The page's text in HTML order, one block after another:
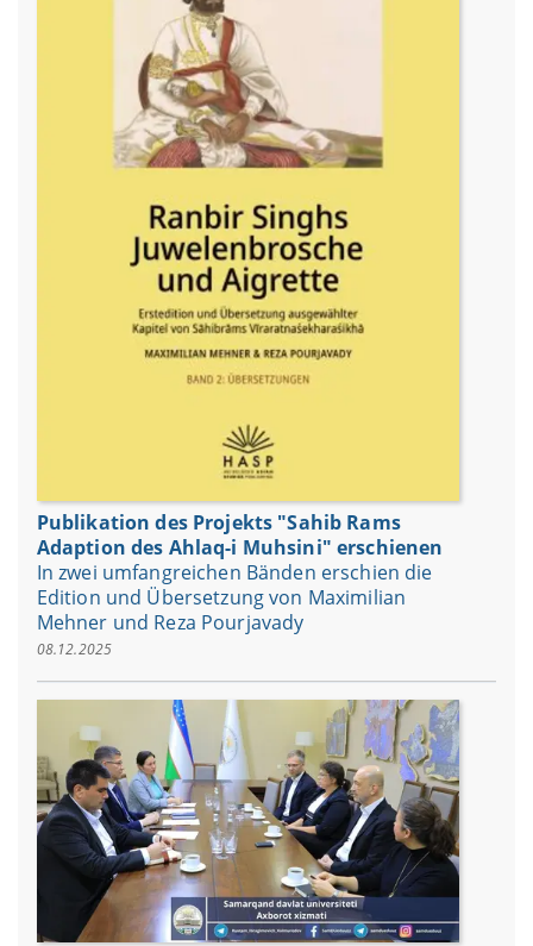
Publikation des Projekts "Sahib Rams
Adaption des Ahlaq-i Muhsini" erschienen
In zwei umfangreichen Bänden erschien die
Edition und Übersetzung von Maximilian
Mehner und Reza Pourjavady
08.12.2025